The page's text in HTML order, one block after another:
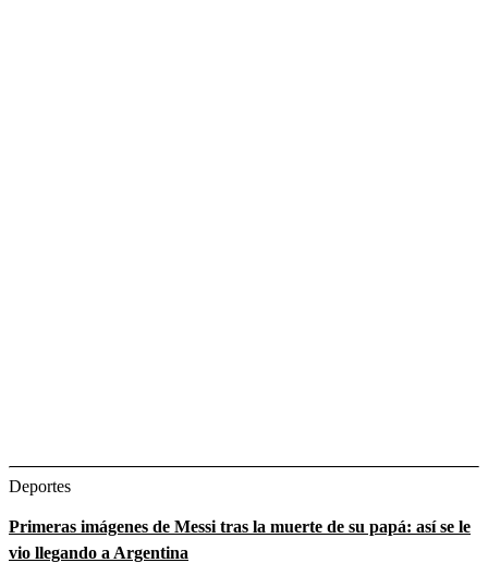
Deportes
Primeras imágenes de Messi tras la muerte de su papá: así se le
vio llegando a Argentina